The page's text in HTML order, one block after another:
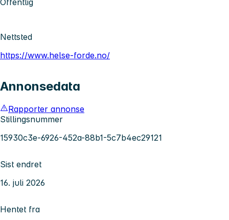
Offentlig
Nettsted
https://www.helse-forde.no/
Annonsedata
Rapporter annonse
Stillingsnummer
15930c3e-6926-452a-88b1-5c7b4ec29121
Sist endret
16. juli 2026
Hentet fra